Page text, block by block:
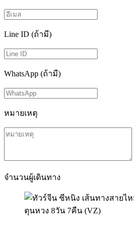
Line ID (ถ้ามี)
WhatsApp (ถ้ามี)
หมายเหตุ
จำนวนผู้เดินทาง